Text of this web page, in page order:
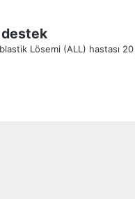
destek
Lösemi (ALL) hastası